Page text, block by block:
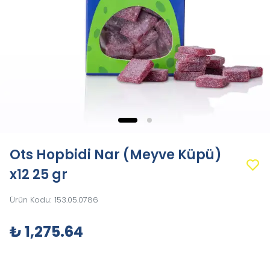
Ots Hopbidi Nar (Meyve Küpü)
x12 25 gr
Ürün Kodu: 153.05.0786
₺ 1,275.64